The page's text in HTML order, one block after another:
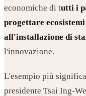
economiche di tutti i
progettare
all'installazione di
l'innovazione.
L'esempio più
presidente Tsai Ing-